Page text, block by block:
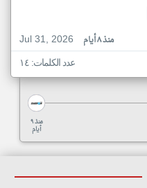
Jul 31, 2026
منذ ٨ أيام
عدد الكلمات: ١٤
منذ ٩
أيام